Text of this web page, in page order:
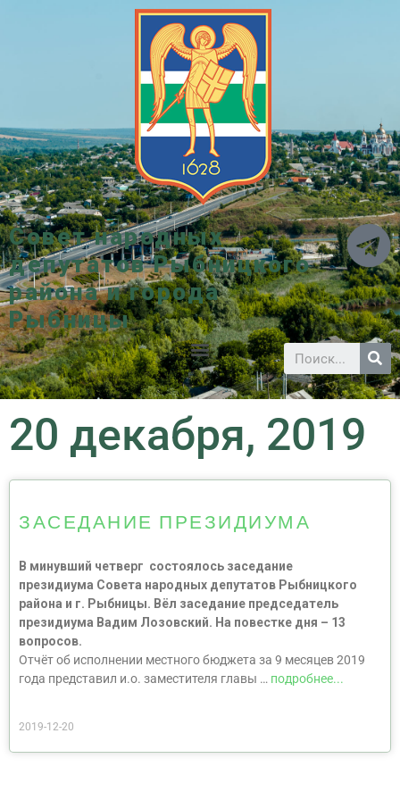
Совет народных
депутатов Рыбницкого
района и города
Рыбницы
20 декабря, 2019
ЗАСЕДАНИЕ ПРЕЗИДИУМА
В минувший четверг состоялось заседание
президиума Совета народных депутатов Рыбницкого
района и г. Рыбницы. Вёл заседание председатель
президиума Вадим Лозовский. На повестке дня – 13
вопросов.
Отчёт об исполнении местного бюджета за 9 месяцев 2019
года представил и.о. заместителя главы … подробнее...
2019-12-20